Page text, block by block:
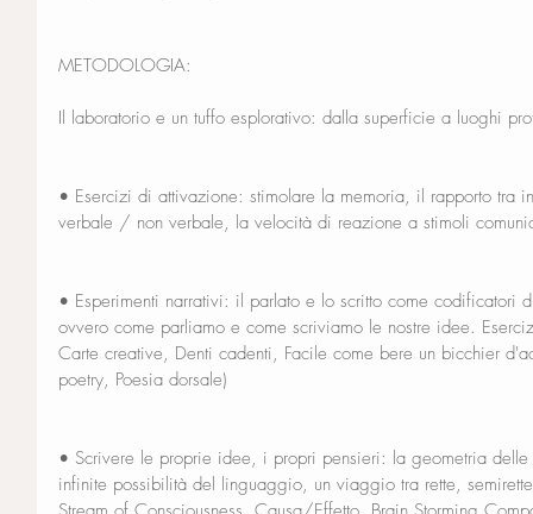
METODOLOGIA:
Il laboratorio e un tuffo esplorativo: dalla superficie a luoghi
• Esercizi di attivazione: stimolare la memoria, il rapporto tra
verbale / non verbale, la velocità di reazione a stimoli
• Esperimenti narrativi: il parlato e lo scritto come codificatori
ovvero come parliamo e come scriviamo le nostre idee.
Carte creative, Denti cadenti, Facile come bere un bicchier
poetry, Poesia dorsale)
• Scrivere le proprie idee, i propri pensieri: la geometria
infinite possibilità del linguaggio, un viaggio tra rette,